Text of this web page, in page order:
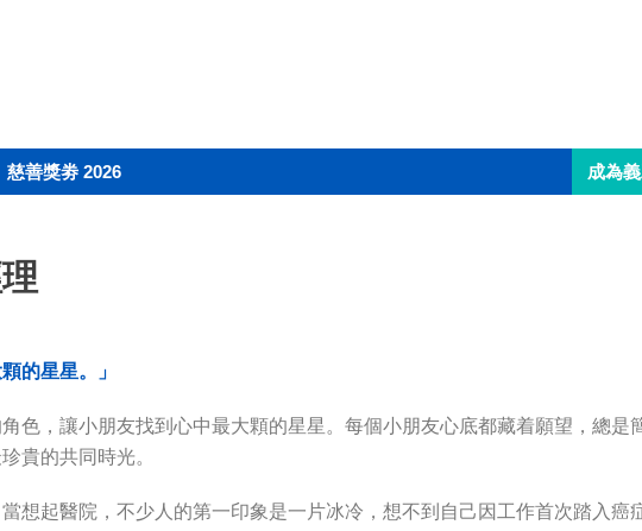
慈善獎劵 2026 成為
的星星。」
色，讓小朋友找到心中最大顆的星星。每個小朋友心底都藏着願望，總是
貴的共同時光。
想起醫院，不少人的第一印象是一片冰冷，想不到自己因工作首次踏入癌